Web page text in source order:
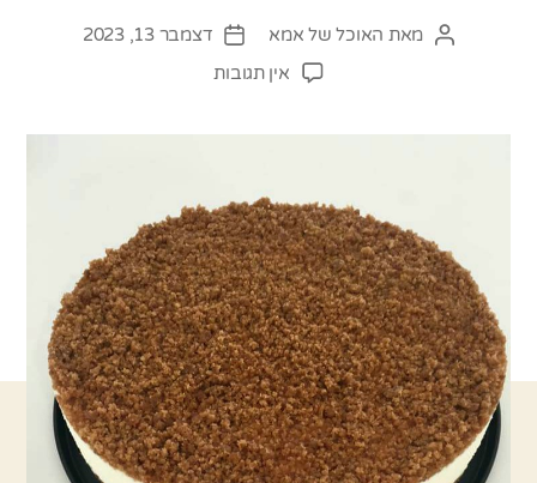
המחבר
מאת האוכל של אמא
תאריךדצמבר 13, 2023
אין תגובותעל
קרם
גבינה
ושוקולד
לבן